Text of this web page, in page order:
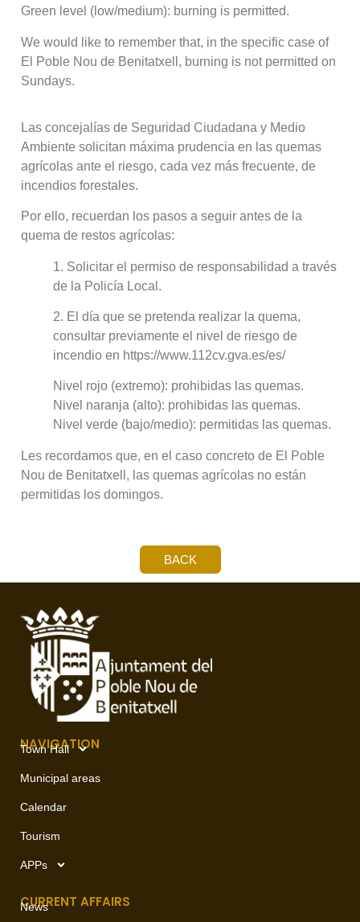
Green level (low/medium): burning is permitted.
We would like to remember that, in the specific case of
El Poble Nou de Benitatxell, burning is not permitted on
Sundays.
Las concejalías de Seguridad Ciudadana y Medio
Ambiente solicitan máxima prudencia en las quemas
agrícolas ante el riesgo, cada vez más frecuente, de
incendios forestales.
Por ello, recuerdan los pasos a seguir antes de la
quema de restos agrícolas:
1. Solicitar el permiso de responsabilidad a través
de la Policía Local.
2. El día que se pretenda realizar la quema,
consultar previamente el nivel de riesgo de
incendio en https://www.112cv.gva.es/es/
Nivel rojo (extremo): prohibidas las quemas.
Nivel naranja (alto): prohibidas las quemas.
Nivel verde (bajo/medio): permitidas las quemas.
Les recordamos que, en el caso concreto de El Poble
Nou de Benitatxell, las quemas agrícolas no están
permitidas los domingos.
BACK
NAVIGATION
Town Hall
Municipal areas
Calendar
Tourism
APPs
CURRENT AFFAIRS
News